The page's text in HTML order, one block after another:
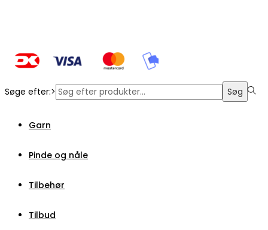
Søge efter:> Søg
Garn
Pinde og nåle
Tilbehør
Tilbud